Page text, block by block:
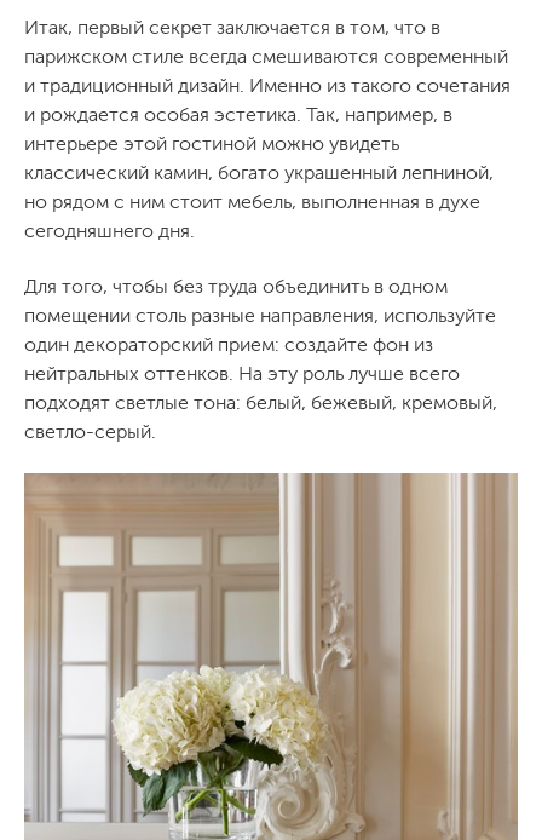
Итак, первый секрет заключается в том, что в
парижском стиле всегда смешиваются современный
и традиционный дизайн. Именно из такого сочетания
и рождается особая эстетика. Так, например, в
интерьере этой гостиной можно увидеть
классический камин, богато украшенный лепниной,
но рядом с ним стоит мебель, выполненная в духе
сегодняшнего дня.
Для того, чтобы без труда объединить в одном
помещении столь разные направления, используйте
один декораторский прием: создайте фон из
нейтральных оттенков. На эту роль лучше всего
подходят светлые тона: белый, бежевый, кремовый,
светло-серый.